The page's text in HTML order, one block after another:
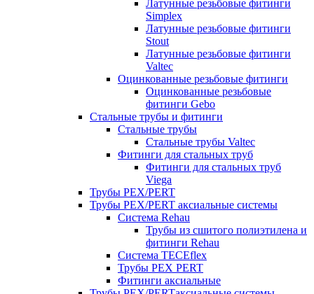
Латунные резьбовые фитинги
Simplex
Латунные резьбовые фитинги
Stout
Латунные резьбовые фитинги
Valtec
Оцинкованные резьбовые фитинги
Оцинкованные резьбовые
фитинги Gebo
Стальные трубы и фитинги
Стальные трубы
Стальные трубы Valtec
Фитинги для стальных труб
Фитинги для стальных труб
Viega
Трубы PEX/PERT
Трубы PEX/PERT аксиальные системы
Система Rehau
Трубы из сшитого полиэтилена и
фитинги Rehau
Система TECEflex
Трубы PEX PERT
Фитинги аксиальные